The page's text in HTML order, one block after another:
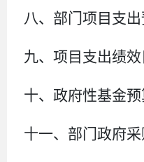
八、 部门项目支
九、项目支出绩
十、政府性基金
十一、部门政府采